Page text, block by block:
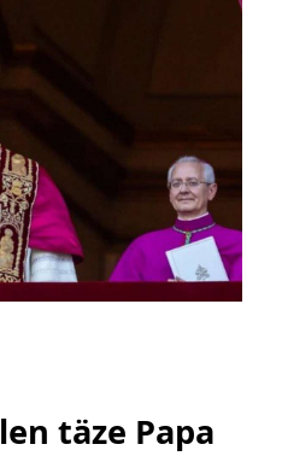
täze Papa